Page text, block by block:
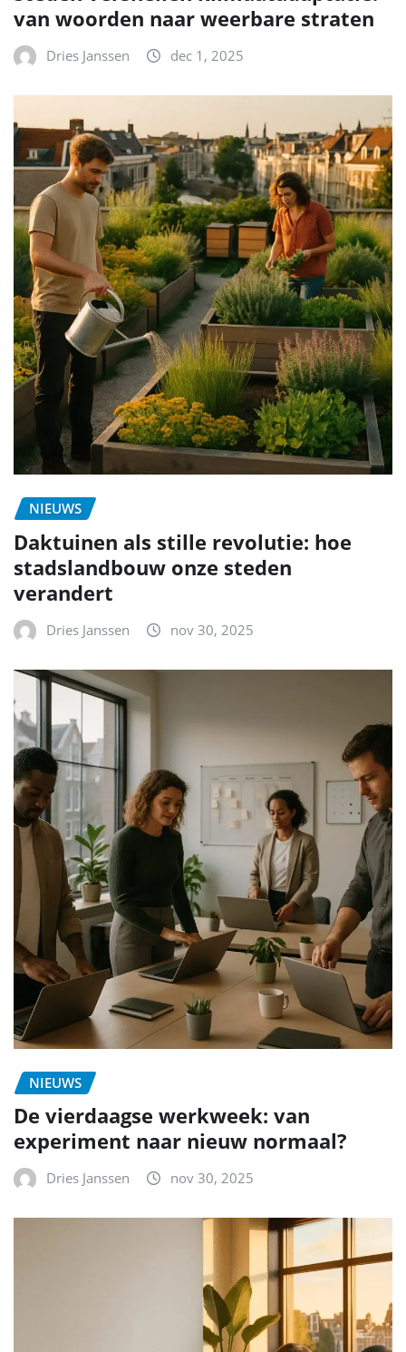
van woorden naar weerbare straten
Dries Janssen dec 1, 2025
NIEUWS
Daktuinen als stille revolutie: hoe
stadslandbouw onze steden
verandert
Dries Janssen nov 30, 2025
NIEUWS
De vierdaagse werkweek: van
experiment naar nieuw normaal?
Dries Janssen nov 30, 2025